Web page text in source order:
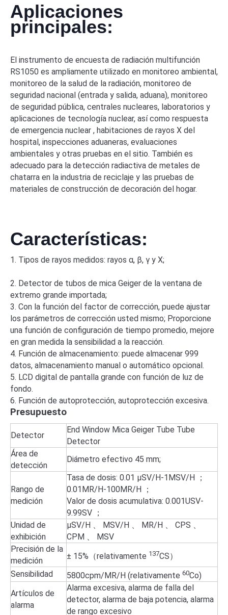
Aplicaciones
principales:
El instrumento de encuesta de radiación multifunción
RS1050 es ampliamente utilizado en monitoreo ambiental,
monitoreo de la salud de la radiación, monitoreo de
seguridad nacional (entrada y salida, aduana), monitoreo
de seguridad pública, centrales nucleares, laboratorios y
aplicaciones de tecnología nuclear, así como respuesta
de emergencia nuclear , habitaciones de rayos X del
hospital, inspecciones aduaneras, evaluaciones
ambientales y otras pruebas en el sitio. También es
adecuado para la detección radiactiva de metales de
chatarra en la industria de reciclaje y las pruebas de
materiales de construcción de decoración del hogar.
Características:
1. Tipos de rayos medidos: rayos α, β, γ y X;
2. Detector de tubos de mica Geiger de la ventana de
extremo grande importada;
3. Con la función del factor de corrección, puede ajustar
los parámetros de corrección usted mismo; Proporcione
una función de configuración de tiempo promedio, mejore
en gran medida la sensibilidad a la reacción.
4. Función de almacenamiento: puede almacenar 999
datos, almacenamiento manual o automático opcional.
5. LCD digital de pantalla grande con función de luz de
fondo.
6. Función de autoprotección, autoprotección excesiva.
Presupuesto
Detector
End Window Mica Geiger Tube Tube
Detector
Área de
detección
Diámetro efectivo 45 mm;
Rango de
medición
Tasa de dosis: 0.01 μSV/H-1MSV/H ；
0.01MR/H-100MR/H ；
Valor de dosis acumulativa: 0.001USV-
9.99SV ；
Unidad de
exhibición
μSV/H 、 MSV/H 、 MR/H 、 CPS 、
CPM 、 MSV
Precisión de la
medición
± 15%（relativamente 137CS）
Sensibilidad
5800cpm/MR/H (relativamente 60Co)
Artículos de
alarma
Alarma excesiva, alarma de falla del
detector, alarma de baja potencia, alarma
de rango excesivo